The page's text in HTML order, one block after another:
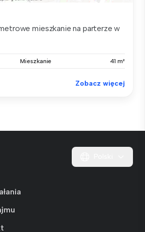
mieszkanie na parterze w
Mieszkanie 41 m²
Zobacz więcej